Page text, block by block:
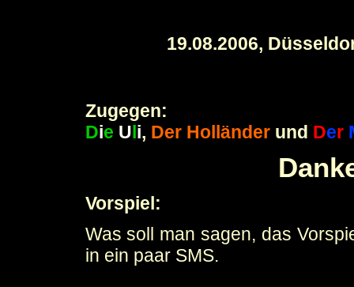
19.08.2006,
Zugegen:
Die Uli, Der Holländerund Der
Vorspiel:
Was soll man sagen, das
in ein paar SMS.